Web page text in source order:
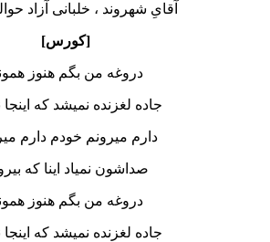
آقایِ شهروند ، خلبانی آزاد حوالی دربند
دروغه من بگم هنوز همونم
جاده لغزنده نمیشد که اینجا نبودم
دارم میرونم خودم دارم میرونم
صداشون نمیاد اینا که بیرونن
دروغه من بگم هنوز همونم
جاده لغزنده نمیشد که اینجا نبودم